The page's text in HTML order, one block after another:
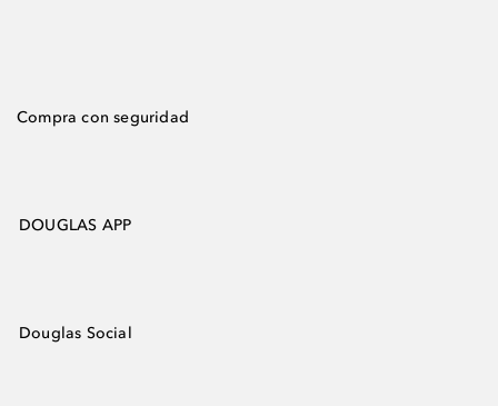
Compra con seguridad
DOUGLAS APP
Douglas Social